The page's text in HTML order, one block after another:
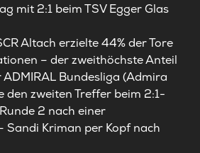
mit 2:1 beim TSV Egger Glas
Altach erzielte 44% der Tore
– der zweithöchste Anteil
Bundesliga (Admira
den zweiten Treffer beim 2:1-
2 nach einer
Kriman per Kopf nach